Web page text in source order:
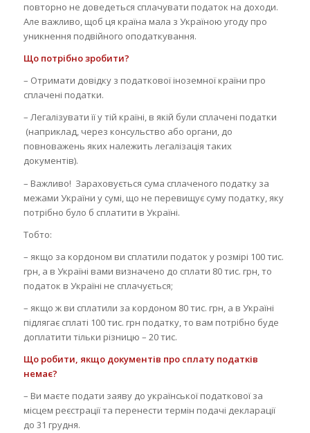
повторно не доведеться сплачувати податок на доходи.
Але важливо, щоб ця країна мала з Україною угоду про
уникнення подвійного оподаткування.
Що потрібно зробити?
– Отримати довідку з податкової іноземної країни про
сплачені податки.
– Легалізувати її у тій країні, в якій були сплачені податки
(наприклад, через консульство або органи, до
повноважень яких належить легалізація таких
документів).
– Важливо! Зараховується сума сплаченого податку за
межами України у сумі, що не перевищує суму податку, яку
потрібно було б сплатити в Україні.
Тобто:
– якщо за кордоном ви сплатили податок у розмірі 100 тис.
грн, а в Україні вами визначено до сплати 80 тис. грн, то
податок в Україні не сплачується;
– якщо ж ви сплатили за кордоном 80 тис. грн, а в Україні
підлягає сплаті 100 тис. грн податку, то вам потрібно буде
доплатити тільки різницю – 20 тис.
Що робити, якщо документів про сплату податків
немає?
– Ви маєте подати заяву до української податкової за
місцем реєстрації та перенести термін подачі декларації
до 31 грудня.